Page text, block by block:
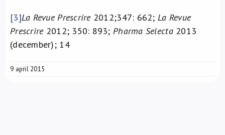
[3]La Revue Prescrire2012;347: 662;La Revue
Prescrire2012; 350: 893;Pharma Selecta2013
(december); 14
9 april 2015